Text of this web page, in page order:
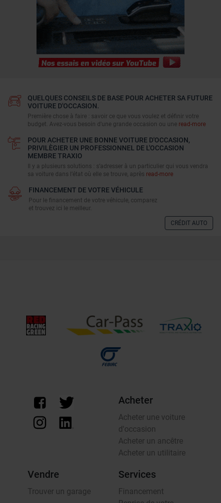
QUELQUES CONSEILS DE BASE POUR ACHETER SA FUTURE
VOITURE D'OCCASION.
Première chose à faire : savoir ce que vous voulez et définir votre
budget. Avez-vous besoin d'une grande occasion ou une read-more
POUR ACHETER UNE BONNE VOITURE D'OCCASION,
PRIVILÈGIER UN PROFESSIONNEL DE L'OCCASION
MEMBRE TRAXIO
Il y a plusieurs solutions : s’adresser à un particulier qui vous vendra
sa voiture dans l’état où elle se trouve, après read-more
FINANCEMENT DE VOTRE VÉHICULE
Pour le financement de votre véhicule, comparez
et trouvez ici le meilleur.
CRÉDIT AUTO
Acheter
Acheter une voiture
d'occasion
Acheter un ancêtre
Acheter un utilitaire
Vendre
Trouver un garage
Services
Financement